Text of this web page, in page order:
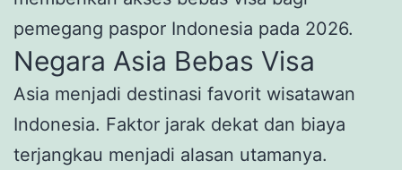
pemegang paspor Indonesia pada 2026.
Negara Asia Bebas Visa
Asia menjadi destinasi favorit wisatawan
Indonesia. Faktor jarak dekat dan biaya
terjangkau menjadi alasan utamanya.